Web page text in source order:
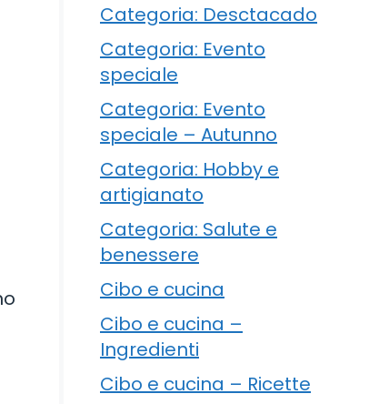
Categoria: Desctacado
Categoria: Evento
speciale
Categoria: Evento
speciale – Autunno
Categoria: Hobby e
artigianato
Categoria: Salute e
benessere
Cibo e cucina
Cibo e cucina –
Ingredienti
Cibo e cucina – Ricette